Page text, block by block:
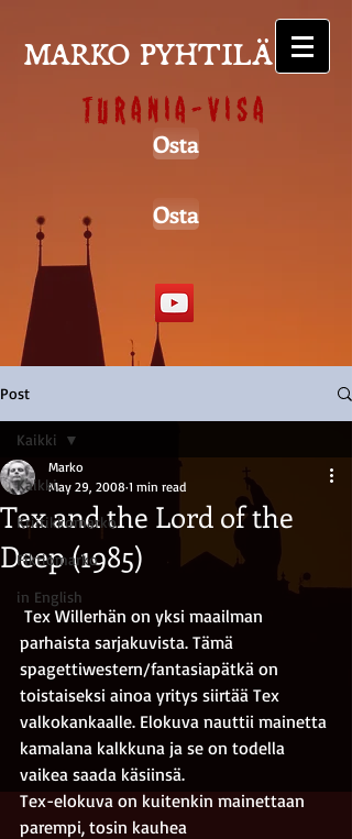
MARKO PYHTILÄ
Turania-visa
Osta
Osta
Post
Kaikki
Kriitikkomarko
Fiktiomarko
in English
Kaikki
Tex and the Lord of the
Deep (1985)
Marko
May 29, 2008 1 min read
parhaista sarjakuvista. Tämä
spagettiwestern/fantasiapätkä on
toistaiseksi ainoa yritys siirtää Tex
valkokankaalle. Elokuva nauttii mainetta
kamalana kalkkuna ja se on todella
vaikea saada käsiinsä.
Tex-elokuva on kuitenkin mainettaan
parempi, tosin kauhea